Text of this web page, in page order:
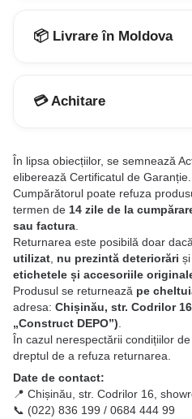
📦 Livrare în Moldova
💳 Achitare
În lipsa obiecțiilor, se semnează
eliberează Certificatul de Garanție.
Cumpărătorul poate refuza
termen de 14 zile de la
sau factura
Returnarea este posibilă doar
utilizat nu prezintă deteriorări
etichetele și accesoriile
Produsul se returnează pe
adresa: Chișinău, str. Codrilor
„Construct DEPO”)
În cazul nerespectării condițiilor
dreptul de a refuza returnarea.
Date de contact:
📍 Chișinău, str. Codrilor 16,
📞 (022) 836 199 / 0684 444 99